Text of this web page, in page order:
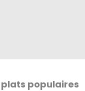
populaires